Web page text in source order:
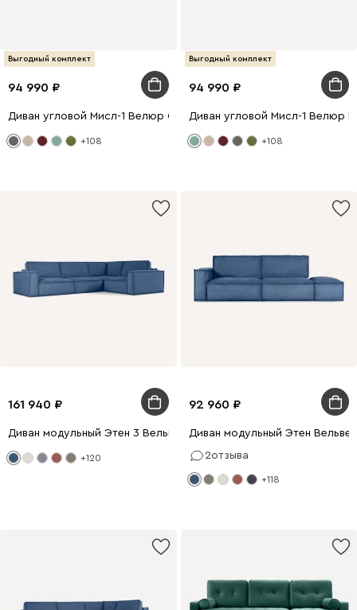
Выгодный комплект
94 990
Диван угловой Мисл-1 Велюр Серый
+108
Выгодный комплект
94 990
Диван угловой Мисл-1 Велюр
+108
161 940
Диван модульный Этен 3 Вельвет Синий
+120
92 960
Диван модульный Этен
2отзыва
+118